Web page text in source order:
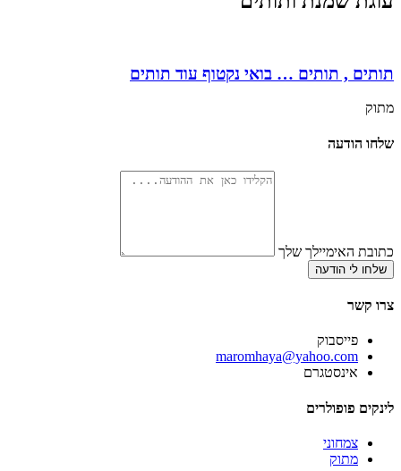
תותים , תותים … בואי נקטוף עוד תותים
מתוק
שלחו הודעה
כתובת האימיילך שלך
שלחו לי הודעה
צרו קשר
פייסבוק
‫maromhaya@yahoo.com
אינסטגרם
לינקים פופולרים
צמחוני
מתוק